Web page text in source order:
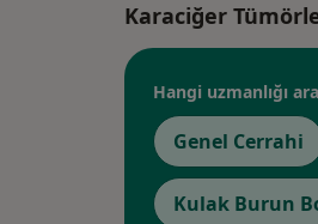
Karaciğer
Hangi uzmanlığı
Genel Cerrahi
Kulak Burun